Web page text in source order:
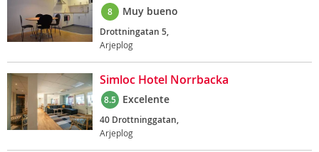
8 Muy bueno
Drottningatan 5,
Arjeplog
Simloc Hotel Norrbacka
8.5 Excelente
40 Drottninggatan,
Arjeplog